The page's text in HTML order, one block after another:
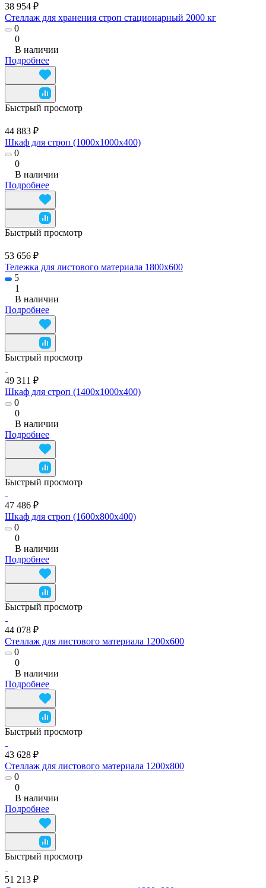
38 954 ₽
Стеллаж для хранения строп стационарный 2000 кг
0
0
В наличии
Подробнее
Быстрый просмотр
44 883 ₽
Шкаф для строп (1000x1000x400)
0
0
В наличии
Подробнее
Быстрый просмотр
53 656 ₽
Тележка для листового материала 1800x600
5
1
В наличии
Подробнее
Быстрый просмотр
49 311 ₽
Шкаф для строп (1400x1000x400)
0
0
В наличии
Подробнее
Быстрый просмотр
47 486 ₽
Шкаф для строп (1600x800x400)
0
0
В наличии
Подробнее
Быстрый просмотр
44 078 ₽
Стеллаж для листового материала 1200x600
0
0
В наличии
Подробнее
Быстрый просмотр
43 628 ₽
Стеллаж для листового материала 1200x800
0
0
В наличии
Подробнее
Быстрый просмотр
51 213 ₽